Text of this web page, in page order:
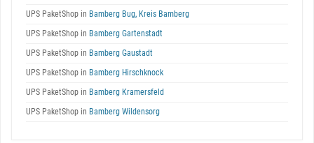
UPS PaketShop in Bamberg Bug, Kreis Bamberg
UPS PaketShop in Bamberg Gartenstadt
UPS PaketShop in Bamberg Gaustadt
UPS PaketShop in Bamberg Hirschknock
UPS PaketShop in Bamberg Kramersfeld
UPS PaketShop in Bamberg Wildensorg